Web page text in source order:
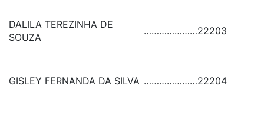
DALILA TEREZINHA DE
SOUZA
…………………22203
GISLEY FERNANDA DA SILVA …………………22204